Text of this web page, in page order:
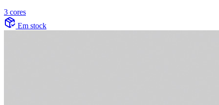
3 cores
Em stock